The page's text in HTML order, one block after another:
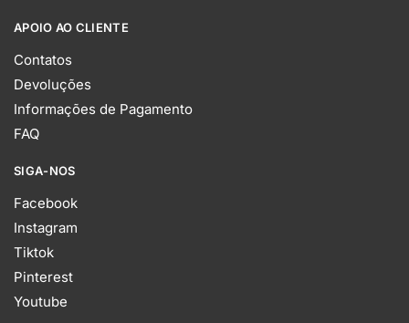
APOIO AO CLIENTE
Contatos
Devoluções
Informações de Pagamento
FAQ
SIGA-NOS
Facebook
Instagram
Tiktok
Pinterest
Youtube